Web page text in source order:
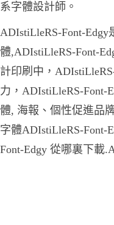
系字體設計師。
ADIstiLleRS-Font-
體,ADIstiLleRS-Font-
計印刷中，
力，ADIstiLleRS-Font-
體, 海報、個性促進品
字體ADIstiLleRS-Font-
Font-Edgy 從哪裏下載